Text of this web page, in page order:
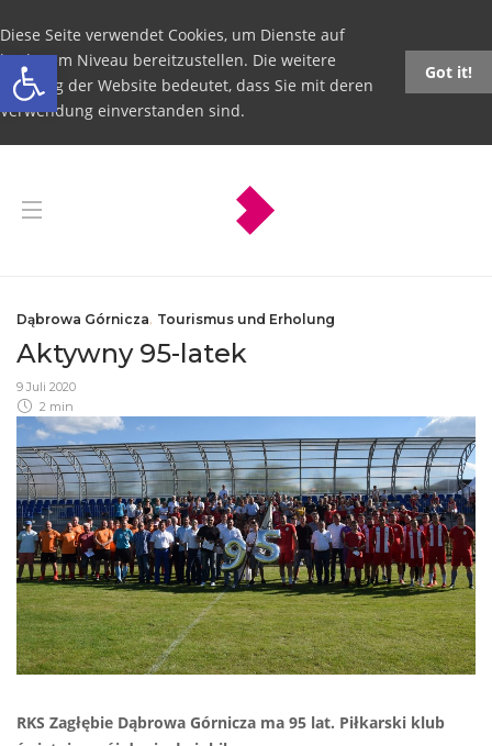
Open toolbar
Diese Seite verwendet Cookies, um Dienste auf
höchstem Niveau bereitzustellen. Die weitere
Nutzung der Website bedeutet, dass Sie mit deren
Verwendung einverstanden sind.
Got it!
Dąbrowa Górnicza, Tourismus und Erholung
Aktywny 95-latek
9 Juli 2020
2 min
RKS Zagłębie Dąbrowa Górnicza ma 95 lat. Piłkarski klub